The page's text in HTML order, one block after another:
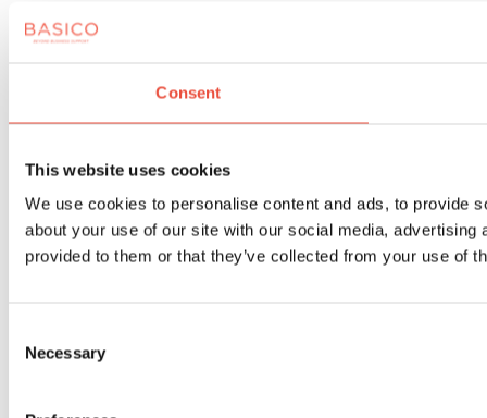
Consent
This website uses cookies
We use cookies to personalise content and ads, to provide
about your use of our site with our social media,
provided to them or that they’ve collected from your use of
Selection
Necessary